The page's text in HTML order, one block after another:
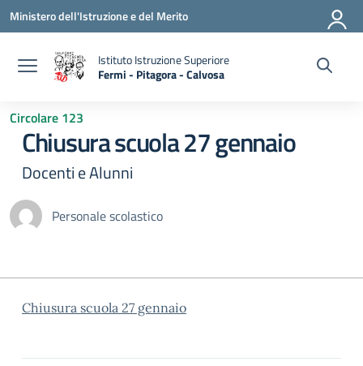
Vai ai contenuti
Vai al menu di navigazione
Vai al footer
Ministero dell'Istruzione e del Merito
Istituto Istruzione Superiore
Fermi - Pitagora - Calvosa
— Visita la pagina iniziale della scuola
Circolare 123
Chiusura scuola 27 gennaio
Docenti e Alunni
Personale scolastico
Chiusura scuola 27 gennaio